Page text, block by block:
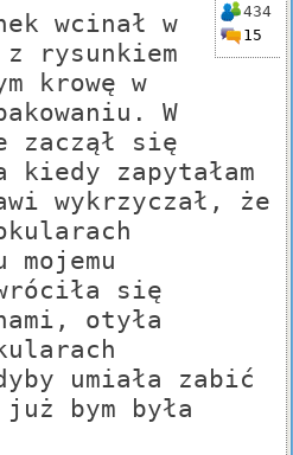
434
15
wcinał w
rysunkiem
krowę w
W
zaczął się
kiedy zapytałam
wykrzyczał, że
mojemu
się
otyła
umiała zabić
bym była